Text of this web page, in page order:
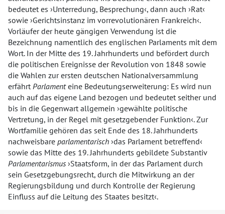
bedeutet es Unterredung, Besprechung , dann auch Rat
sowie Gerichtsinstanz im vorrevolutionären Frankreich .
Vorläufer der heute gängigen Verwendung ist die
Bezeichnung namentlich des englischen Parlaments mit dem
Wort. In der Mitte des 19. Jahrhunderts und befördert durch
die politischen Ereignisse der Revolution von 1848 sowie
die Wahlen zur ersten deutschen Nationalversammlung
erfährtParlamenteine Bedeutungserweiterung: Es wird nun
auch auf das eigene Land bezogen und bedeutet seither und
bis in die Gegenwart allgemein gewählte politische
Vertretung, in der Regel mit gesetzgebender Funktion . Zur
Wortfamilie gehören das seit Ende des 18. Jahrhunderts
nachweisbare parlamentarisch das Parlament betreffend
sowie das Mitte des 19. Jahrhunderts gebildete Substantiv
Parlamentarismus Staatsform, in der das Parlament durch
sein Gesetzgebungsrecht, durch die Mitwirkung an der
Regierungsbildung und durch Kontrolle der Regierung
Einfluss auf die Leitung des Staates besitzt .